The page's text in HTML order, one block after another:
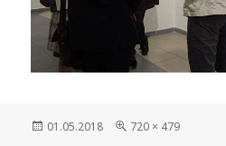
Опубликовано
01.05.2018
Полный
720 × 479